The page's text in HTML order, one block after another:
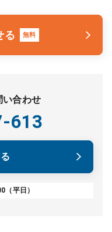
る 無料
い合わせ
613
（平日）